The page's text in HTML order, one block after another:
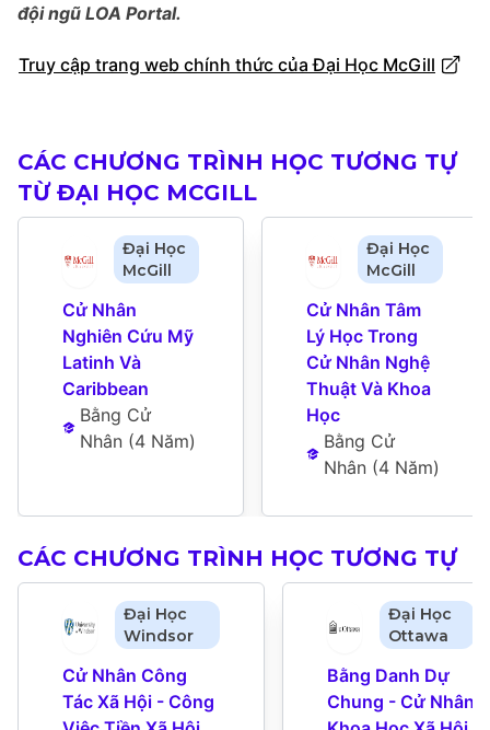
đội ngũ LOA Portal.
Truy cập trang web chính thức của Đại Học McGill
CÁC CHƯƠNG TRÌNH HỌC TƯƠNG TỰ
TỪ ĐẠI HỌC MCGILL
Đại Học
McGill
Cử Nhân
Nghiên Cứu Mỹ
Latinh Và
Caribbean
Bằng Cử
Nhân (4 Năm)
Đại Học
McGill
Cử Nhân Tâm
Lý Học Trong
Cử Nhân Nghệ
Thuật Và Khoa
Học
Bằng Cử
Nhân (4 Năm)
CÁC CHƯƠNG TRÌNH HỌC TƯƠNG TỰ
Đại Học
Windsor
Cử Nhân Công
Tác Xã Hội - Công
Đại Học
Ottawa
Bằng Danh Dự
Chung - Cử Nhân